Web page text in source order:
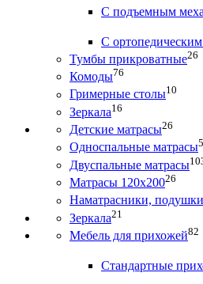
С подъемным
С
Тумбы прикроватные26
Комоды76
Гримерные столы10
Зеркала16
Детские матрасы26
Односпальные матрасы
Двуспальные матрасы
Матрасы 120х20026
Наматрасники, подушки
Зеркала21
Мебель для прихожей82
Стандартные